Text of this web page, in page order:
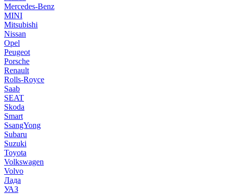
Mercedes-Benz
MINI
Mitsubishi
Nissan
Opel
Peugeot
Porsche
Renault
Rolls-Royce
Saab
SEAT
Skoda
Smart
SsangYong
Subaru
Suzuki
Toyota
Volkswagen
Volvo
Лада
УАЗ